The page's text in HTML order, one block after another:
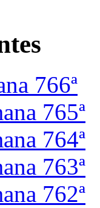
766ª
765ª
764ª
763ª
762ª